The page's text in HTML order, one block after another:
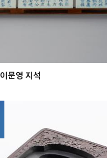
문영 지석